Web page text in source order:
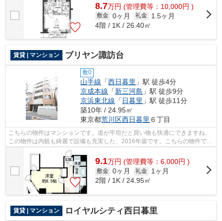
8.7万円 (管理費等：10,000円 )
敷金 0ヶ月 礼金
1.5ヶ月
4階 / 1K / 26.40㎡
賃貸 | マンション ブリヤン諏訪台
敷0
山手線 「西日暮里 」駅 徒歩4分
京成本線 「新三河島 」駅 徒歩9分
京浜東北線 「 日暮里 」駅 徒歩11分
築10年 / 24.95㎡
東京都荒川区西日暮里 ６丁目
こちらの物件はマンションです。道が平坦だと買い物も快適にできますね。
この物件は内観も綺麗で設備も充実した、2016年築です。こちらの物件では
初期費用をカードでお支払いいただけ...
9.1万円 (管理費等：6,000円 )
敷金 0ヶ月 礼金
1ヶ月
2階 / 1K / 24.95㎡
賃貸 | マンション ロイヤルシティ西日暮里